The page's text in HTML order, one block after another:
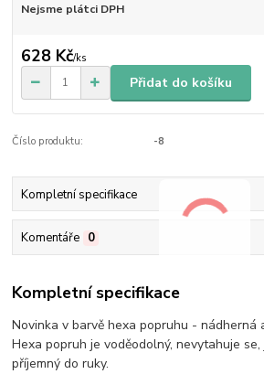
Nejsme plátci DPH
628 Kč/ks
Přidat do košíku
Číslo produktu: -8
Kompletní specifikace
Komentáře 0
Kompletní specifikace
Novinka v barvě hexa popruhu - nádherná
Hexa popruh je voděodolný, nevytahuje
příjemný do ruky.